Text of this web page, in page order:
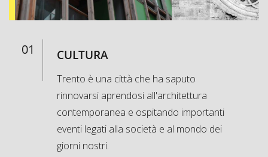
01 CULTURA
Trento è una città che ha saputo
rinnovarsi aprendosi all'architettura
contemporanea e ospitando importanti
eventi legati alla società e al mondo dei
giorni nostri.